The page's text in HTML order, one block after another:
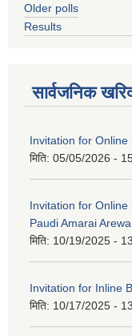
Older polls
Results
सार्वजनिक
Invitation for Online
मिति: 05/05/2026 -
Invitation for
Paudi Amarai
मिति: 10/19/2025 -
Invitation for Inline
मिति: 10/17/2025 -